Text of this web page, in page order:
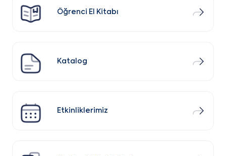
Öğrenci El Kitabı
Katalog
Etkinliklerimiz